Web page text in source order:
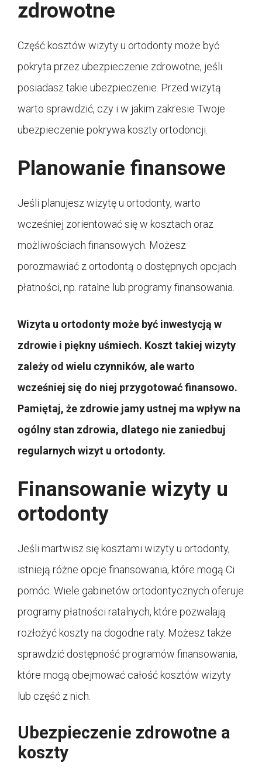
zdrowotne
Część kosztów wizyty u ortodonty może być
pokryta przez ubezpieczenie zdrowotne, jeśli
posiadasz takie ubezpieczenie. Przed wizytą
warto sprawdzić, czy i w jakim zakresie Twoje
ubezpieczenie pokrywa koszty ortodoncji.
Planowanie finansowe
Jeśli planujesz wizytę u ortodonty, warto
wcześniej zorientować się w kosztach oraz
możliwościach finansowych. Możesz
porozmawiać z ortodontą o dostępnych opcjach
płatności, np. ratalne lub programy finansowania.
Wizyta u ortodonty może być inwestycją w
zdrowie i piękny uśmiech. Koszt takiej wizyty
zależy od wielu czynników, ale warto
wcześniej się do niej przygotować finansowo.
Pamiętaj, że zdrowie jamy ustnej ma wpływ na
ogólny stan zdrowia, dlatego nie zaniedbuj
regularnych wizyt u ortodonty.
Finansowanie wizyty u
ortodonty
Jeśli martwisz się kosztami wizyty u ortodonty,
istnieją różne opcje finansowania, które mogą Ci
pomóc. Wiele gabinetów ortodontycznych oferuje
programy płatności ratalnych, które pozwalają
rozłożyć koszty na dogodne raty. Możesz także
sprawdzić dostępność programów finansowania,
które mogą obejmować całość kosztów wizyty
lub część z nich.
Ubezpieczenie zdrowotne a
koszty